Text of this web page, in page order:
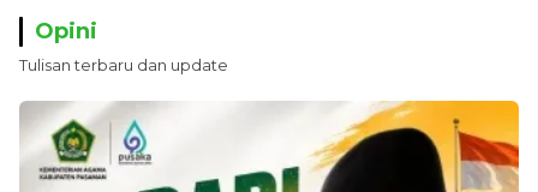
Opini
Tulisan terbaru dan update